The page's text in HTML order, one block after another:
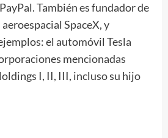
También es fundador de
SpaceX, y
el automóvil Tesla
mencionadas
I, II, III, incluso su hijo